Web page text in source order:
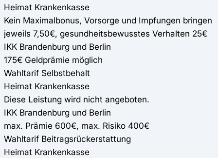
Heimat Krankenkasse
Kein Maximalbonus, Vorsorge und Impfungen bringen
jeweils 7,50€, gesundheitsbewusstes Verhalten 25€
IKK Brandenburg und Berlin
175€ Geldprämie möglich
Wahltarif Selbstbehalt
Heimat Krankenkasse
Diese Leistung wird nicht angeboten.
IKK Brandenburg und Berlin
max. Prämie 600€, max. Risiko 400€
Wahltarif Beitragsrückerstattung
Heimat Krankenkasse